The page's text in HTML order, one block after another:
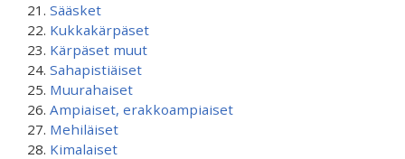
Sääsket
Kukkakärpäset
Kärpäset muut
Sahapistiäiset
Muurahaiset
Ampiaiset, erakkoampiaiset
Mehiläiset
Kimalaiset